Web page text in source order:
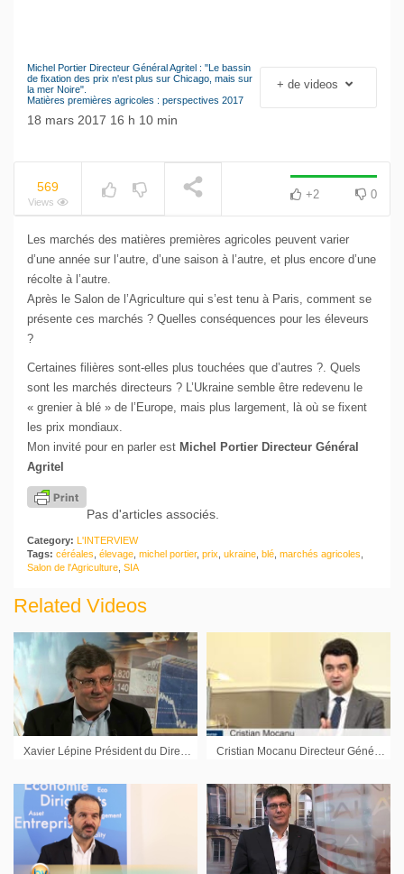
NOW PLAYING
Le séisme industriel
Michel Portier Directeur Général Agritel : "Le bassin
de fixation des prix n'est plus sur Chicago, mais sur
la mer Noire".
Matières premières agricoles : perspectives 2017
18 mars 2017 16 h 10 min
+ de videos
569
Views
+2 0
Les marchés des matières premières agricoles peuvent varier
d’une année sur l’autre, d’une saison à l’autre, et plus encore d’une
récolte à l’autre.
Après le Salon de l’Agriculture qui s’est tenu à Paris, comment se
présente ces marchés ? Quelles conséquences pour les éleveurs
?
Certaines filières sont-elles plus touchées que d’autres ?. Quels
sont les marchés directeurs ? L’Ukraine semble être redevenu le
« grenier à blé » de l’Europe, mais plus largement, là où se fixent
les prix mondiaux.
Mon invité pour en parler est Michel Portier Directeur Général
Agritel
Pas d'articles associés.
Category: L'INTERVIEW
Tags: céréales élevage michel portier, prix ukraine blé marchés agricoles
Salon de l'Agriculture SIA
Related Videos
Xavier Lépine Président du Directoire de la Française AM Cristian Mocanu Directeur Général Adjoint IWK Corporate : « Accompagner de plus en plus de valeurs moyennes »